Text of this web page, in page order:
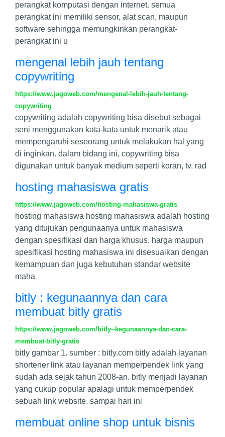
perangkat komputasi dengan internet. semua
perangkat ini memiliki sensor, alat scan, maupun
software sehingga memungkinkan perangkat-
perangkat ini u
mengenal lebih jauh tentang
copywriting
https://www.jagoweb.com/mengenal-lebih-jauh-tentang-
copywriting
copywriting adalah copywriting bisa disebut sebagai
seni menggunakan kata-kata untuk menarik atau
mempengaruhi seseorang untuk melakukan hal yang
di inginkan. dalam bidang ini, copywriting bisa
digunakan untuk banyak medium seperti koran, tv, rad
hosting mahasiswa gratis
https://www.jagoweb.com/hosting-mahasiswa-gratis
hosting mahasiswa hosting mahasiswa adalah hosting
yang ditujukan pengunaanya untuk mahasiswa
dengan spesifikasi dan harga khusus. harga maupun
spesifikasi hosting mahasiswa ini disesuaikan dengan
kemampuan dan juga kebutuhan standar website
maha
bitly : kegunaannya dan cara
membuat bitly gratis
https://www.jagoweb.com/bitly--kegunaannya-dan-cara-
membuat-bitly-gratis
bitly gambar 1. sumber : bitly.com bitly adalah layanan
shortener link atau layanan memperpendek link yang
sudah ada sejak tahun 2008-an. bitly menjadi layanan
yang cukup popular apalagi untuk memperpendek
sebuah link website. sampai hari ini
membuat online shop untuk bisnis